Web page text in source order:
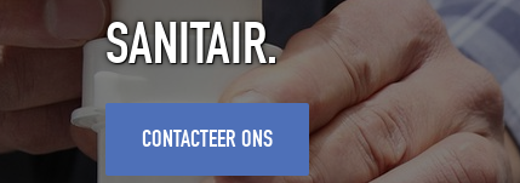
SANITAIR.
CONTACTEER ONS